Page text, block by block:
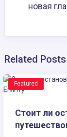
новая
Related Posts
Featured
Стоит ли